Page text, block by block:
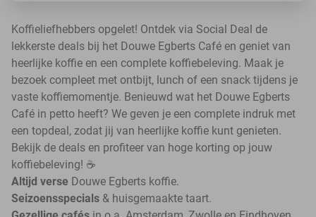
Koffieliefhebbers opgelet! Ontdek via Social Deal de
lekkerste deals bij het Douwe Egberts Café en geniet van
heerlijke koffie en een complete koffiebeleving. Maak je
bezoek compleet met ontbijt, lunch of een snack tijdens je
vaste koffiemomentje. Benieuwd wat het Douwe Egberts
Café in petto heeft? We geven je een complete indruk met
een topdeal, zodat jij van heerlijke koffie kunt genieten.
Bekijk de deals en profiteer van hoge korting op jouw
koffiebeleving! ☕
Altijd verse Douwe Egberts koffie.
Seizoensspecials & huisgemaakte taart.